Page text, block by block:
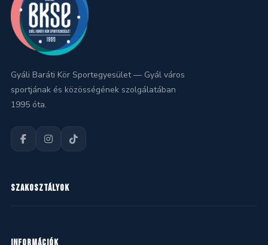
Gyáli Baráti Kör Sportegyesület — Gyál város
sportjának és közösségének szolgálatában
1995 óta.
SZAKOSZTÁLYOK